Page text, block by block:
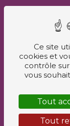
Plan
Accueil
Ce site
cookies et
contrôle
vous
Tout
Tout